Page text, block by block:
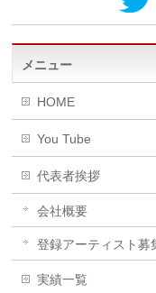
メニュー
HOME
You Tube
代表者挨拶
会社概要
登録アーティスト募
実績一覧